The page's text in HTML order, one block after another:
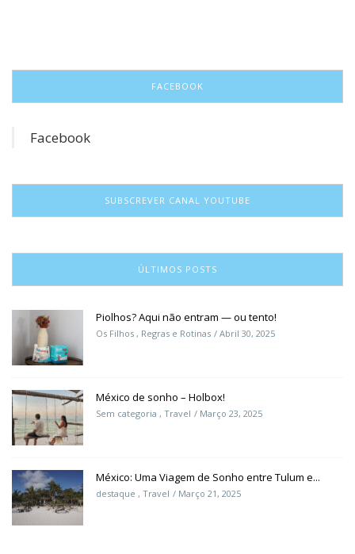
FACEBOOK
Facebook
SUBSCREVER CANAL YOUTUBE
ÚLTIMOS POSTS
Piolhos? Aqui não entram — ou tento!
Os Filhos , Regras e Rotinas Abril 30, 2025
México de sonho – Holbox!
Sem categoria , Travel Março 23, 2025
México: Uma Viagem de Sonho entre Tulum e...
destaque , Travel Março 21, 2025